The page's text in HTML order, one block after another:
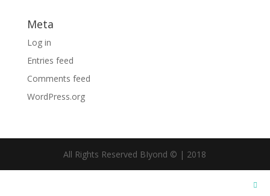
Meta
Log in
Entries feed
Comments feed
WordPress.org
All Rights Reserved BIyond © | 2018
Close